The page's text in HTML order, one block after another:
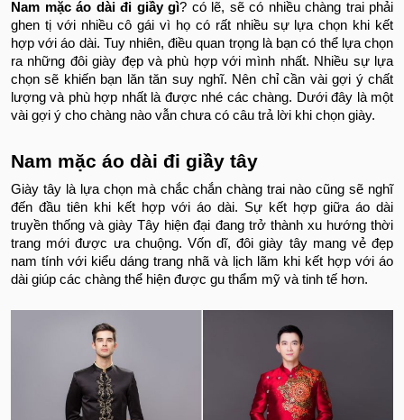
Nam mặc áo dài đi giầy gì? có lẽ, sẽ có nhiều chàng trai phải
ghen tị với nhiều cô gái vì họ có rất nhiều sự lựa chọn khi kết
hợp với áo dài. Tuy nhiên, điều quan trọng là bạn có thể lựa chọn
ra những đôi giày đẹp và phù hợp với mình nhất. Nhiều sự lựa
chọn sẽ khiến bạn lăn tăn suy nghĩ. Nên chỉ cần vài gợi ý chất
lượng và phù hợp nhất là được nhé các chàng. Dưới đây là một
vài gợi ý cho chàng nào vẫn chưa có câu trả lời khi chọn giày.
Nam mặc áo dài đi giầy tây
Giày tây là lựa chọn mà chắc chắn chàng trai nào cũng sẽ nghĩ
đến đầu tiên khi kết hợp với áo dài. Sự kết hợp giữa áo dài
truyền thống và giày Tây hiện đại đang trở thành xu hướng thời
trang mới được ưa chuộng. Vốn dĩ, đôi giày tây mang vẻ đẹp
nam tính với kiểu dáng trang nhã và lịch lãm khi kết hợp với áo
dài giúp các chàng thể hiện được gu thẩm mỹ và tinh tế hơn.